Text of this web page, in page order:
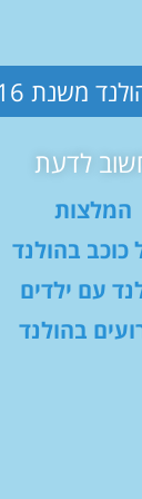
משנת 2016
לדעת
המלצות
כוכב בהולנד
עם ילדים
בהולנד